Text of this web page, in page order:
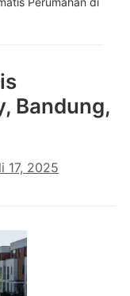
Bandung,
17, 2025